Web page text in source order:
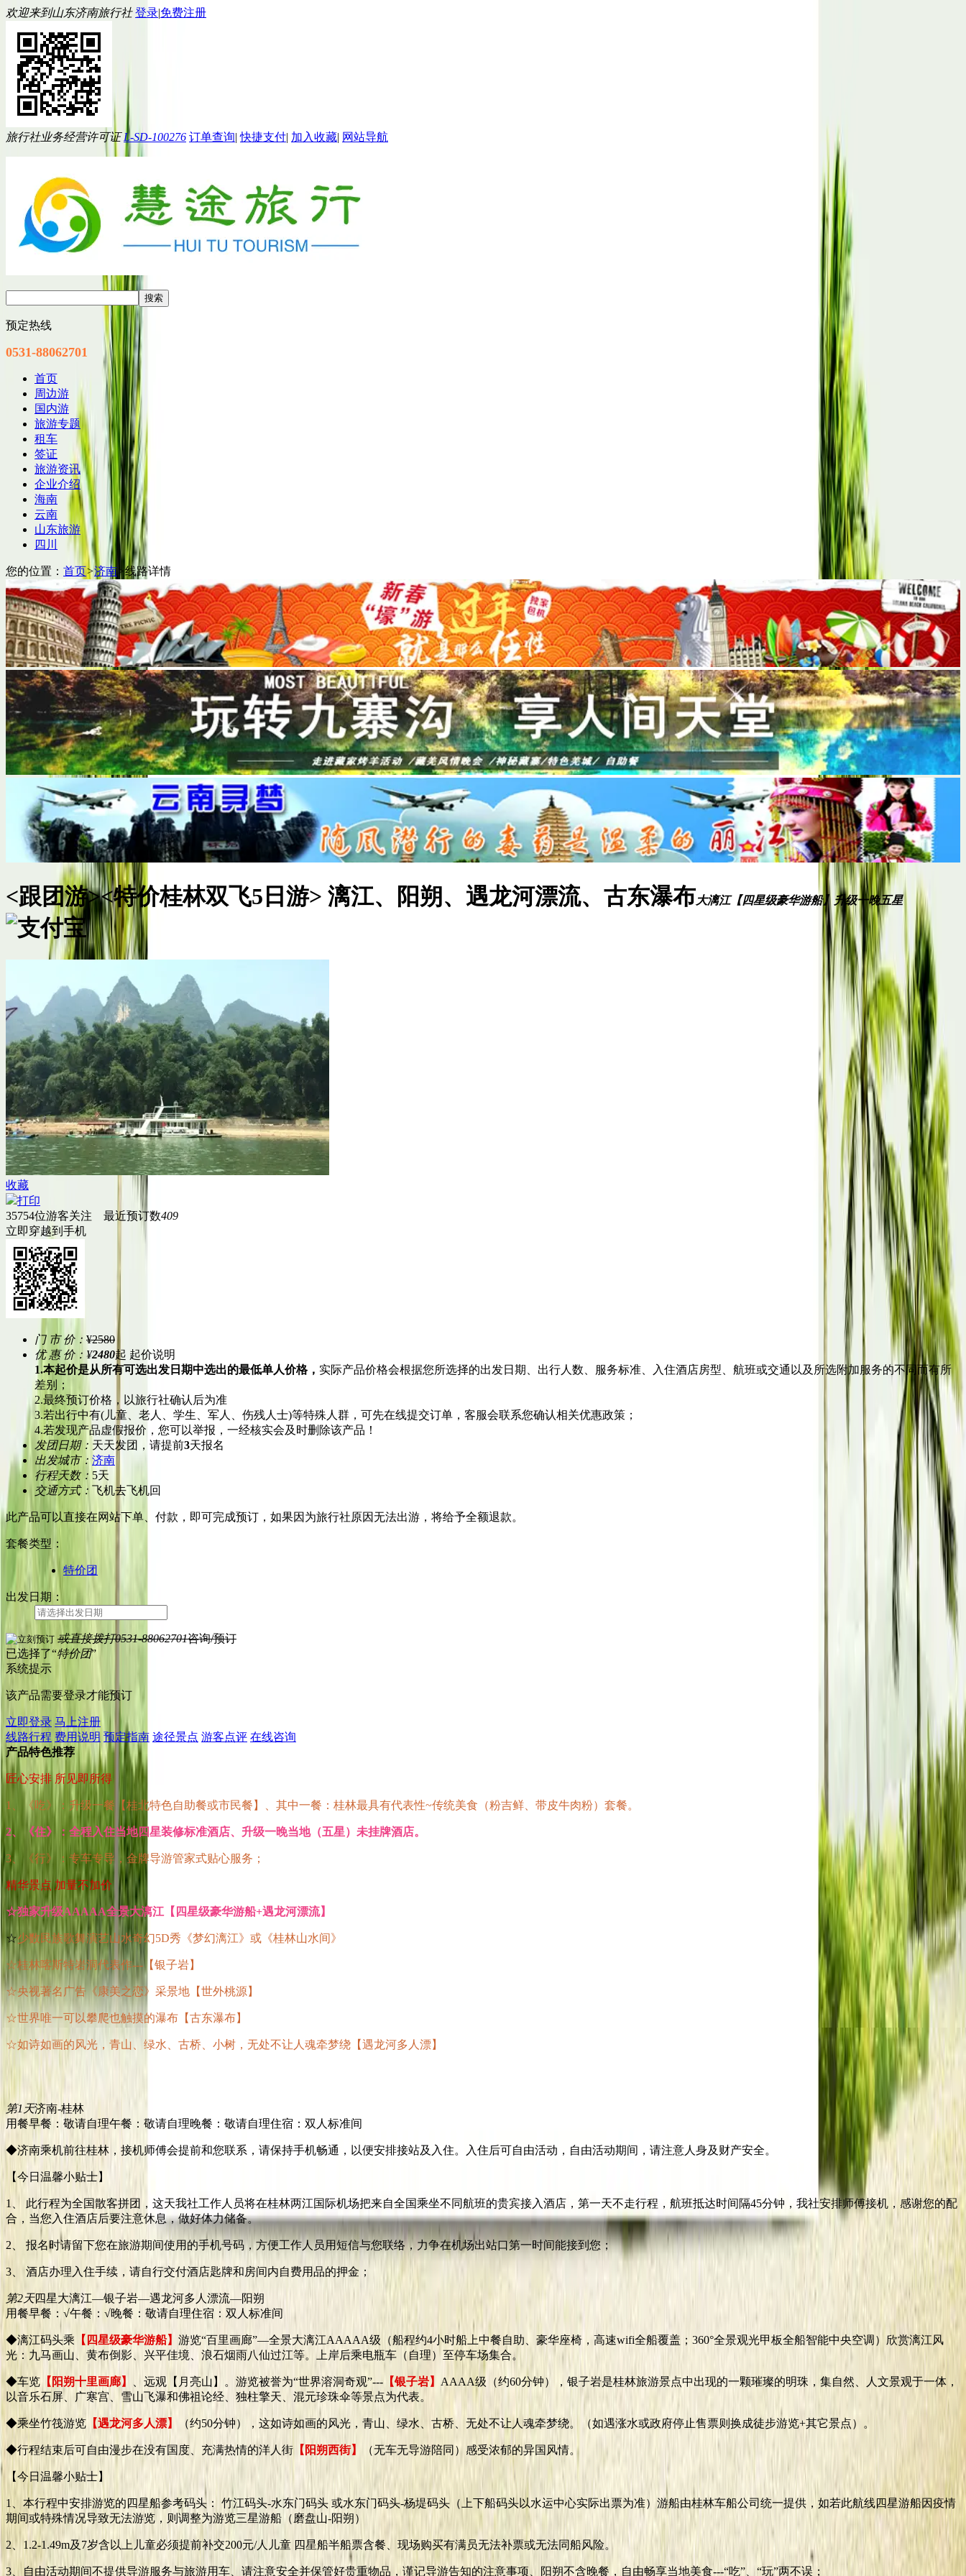
欢迎来到山东济南旅行社登录|免费注册
旅行社业务经营许可证L-SD-100276 订单查询|快捷支付| 加入收藏| 网站导航
预定热线
0531-88062701
首页
周边游
国内游
旅游专题
租车
签证
旅游资讯
企业介绍
海南
云南
山东旅游
四川
您的位置： 首页>济南 >线路详情
<跟团游><特价桂林双飞5日游> 漓江、阳朔、遇龙河漂流、古东瀑布大漓江【四星级豪华游船】升级一晚五星
收藏
打印
35754位游客关注 最近预订数409
立即穿越到手机
门 市 价： ¥2580
优 惠 价： ¥2480起 起价说明
1.本起价是从所有可选出发日期中选出的最低单人价格， 实际产品价格会根据您所选择的出发日期、出行人数、服务标准、入住酒店房型、航班或交通以及所选附加服务的不同而有所
差别；
2.最终预订价格，以旅行社确认后为准
3.若出行中有(儿童、老人、学生、军人、伤残人士)等特殊人群，可先在线提交订单，客服会联系您确认相关优惠政策；
4.若发现产品虚假报价，您可以举报，一经核实会及时删除该产品！
发团日期： 天天发团，请提前3天报名
出发城市： 济南
行程天数： 5天
交通方式： 飞机去飞机回
此产品可以直接在网站下单、付款，即可完成预订，如果因为旅行社原因无法出游，将给予全额退款。
套餐类型 ：
特价团
出发日期：
或直接拨打0531-88062701咨询/预订
已选择了“特价团”
系统提示
该产品需要登录才能预订
立即登录 马上注册
线路行程 费用说明 预定指南 途径景点 游客点评 在线咨询
产品特色推荐
匠心安排 所见即所得
1、《吃》：升级一餐【桂北特色自助餐或市民餐】、其中一餐：桂林最具有代表性~传统美食（粉吉鲜、带皮牛肉粉）套餐。
2、《住》：全程入住当地四星装修标准酒店、升级一晚当地（五星）未挂牌酒店。
3、《行》：专车专导，金牌导游管家式贴心服务；
精华景点 加量不加价
☆独家升级AAAAA全景大漓江【四星级豪华游船+遇龙河漂流】
☆少数民族歌舞演艺山水奇幻5D秀《梦幻漓江》或《桂林山水间》
☆桂林喀斯特岩洞代表作---【银子岩】
☆央视著名广告《康美之恋》采景地【世外桃源】
☆世界唯一可以攀爬也触摸的瀑布【古东瀑布】
☆如诗如画的风光，青山、绿水、古桥、小树，无处不让人魂牵梦绕【遇龙河多人漂】
第1天济南-桂林
用餐早餐：敬请自理午餐：敬请自理晚餐：敬请自理住宿：双人标准间
◆济南乘机前往桂林，接机师傅会提前和您联系，请保持手机畅通，以便安排接站及入住。入住后可自由活动，自由活动期间，请注意人身及财产安全。
【今日温馨小贴士】
1、 此行程为全国散客拼团，这天我社工作人员将在桂林两江国际机场把来自全国乘坐不同航班的贵宾接入酒店，第一天不走行程，航班抵达时间隔45分钟，我社安排师傅接机，感谢您的配
合，当您入住酒店后要注意休息，做好体力储备。
2、 报名时请留下您在旅游期间使用的手机号码，方便工作人员用短信与您联络，力争在机场出站口第一时间能接到您；
3、 酒店办理入住手续，请自行交付酒店匙牌和房间内自费用品的押金；
第2天四星大漓江—银子岩—遇龙河多人漂流—阳朔
用餐早餐：√午餐：√晚餐：敬请自理住宿：双人标准间
◆漓江码头乘 【四星级豪华游船】 游览“百里画廊”—全景大漓江AAAAA级（船程约4小时船上中餐自助、豪华座椅，高速wifi全船覆盖；360°全景观光甲板全船智能中央空调）欣赏漓江风
光：九马画山、黄布倒影、兴平佳境、浪石烟雨八仙过江等。上岸后乘电瓶车（自理）至停车场集合。
◆车览 【阳朔十里画廊】 、远观【月亮山】。游览被誉为“世界溶洞奇观”--- 【银子岩】 AAAA级（约60分钟），银子岩是桂林旅游景点中出现的一颗璀璨的明珠，集自然、人文景观于一体，
以音乐石屏、广寒宫、雪山飞瀑和佛祖论经、独柱擎天、混元珍珠伞等景点为代表。
◆乘坐竹筏游览 【遇龙河多人漂】 （约50分钟），这如诗如画的风光，青山、绿水、古桥、无处不让人魂牵梦绕。（如遇涨水或政府停止售票则换成徒步游览+其它景点）。
◆行程结束后可自由漫步在没有国度、充满热情的洋人街 【阳朔西街】 （无车无导游陪同）感受浓郁的异国风情。
【今日温馨小贴士】
1、本行程中安排游览的四星船参考码头： 竹江码头-水东门码头 或水东门码头-杨堤码头（上下船码头以水运中心实际出票为准）游船由桂林车船公司统一提供，如若此航线四星游船因疫情
期间或特殊情况导致无法游览，则调整为游览三星游船（磨盘山-阳朔）
2、1.2-1.49m及7岁含以上儿童必须提前补交200元/人儿童 四星船半船票含餐、现场购买有满员无法补票或无法同船风险。
3、自由活动期间不提供导游服务与旅游用车、请注意安全并保管好贵重物品，谨记导游告知的注意事项、阳朔不含晚餐，自由畅享当地美食---“吃”、“玩”两不误；